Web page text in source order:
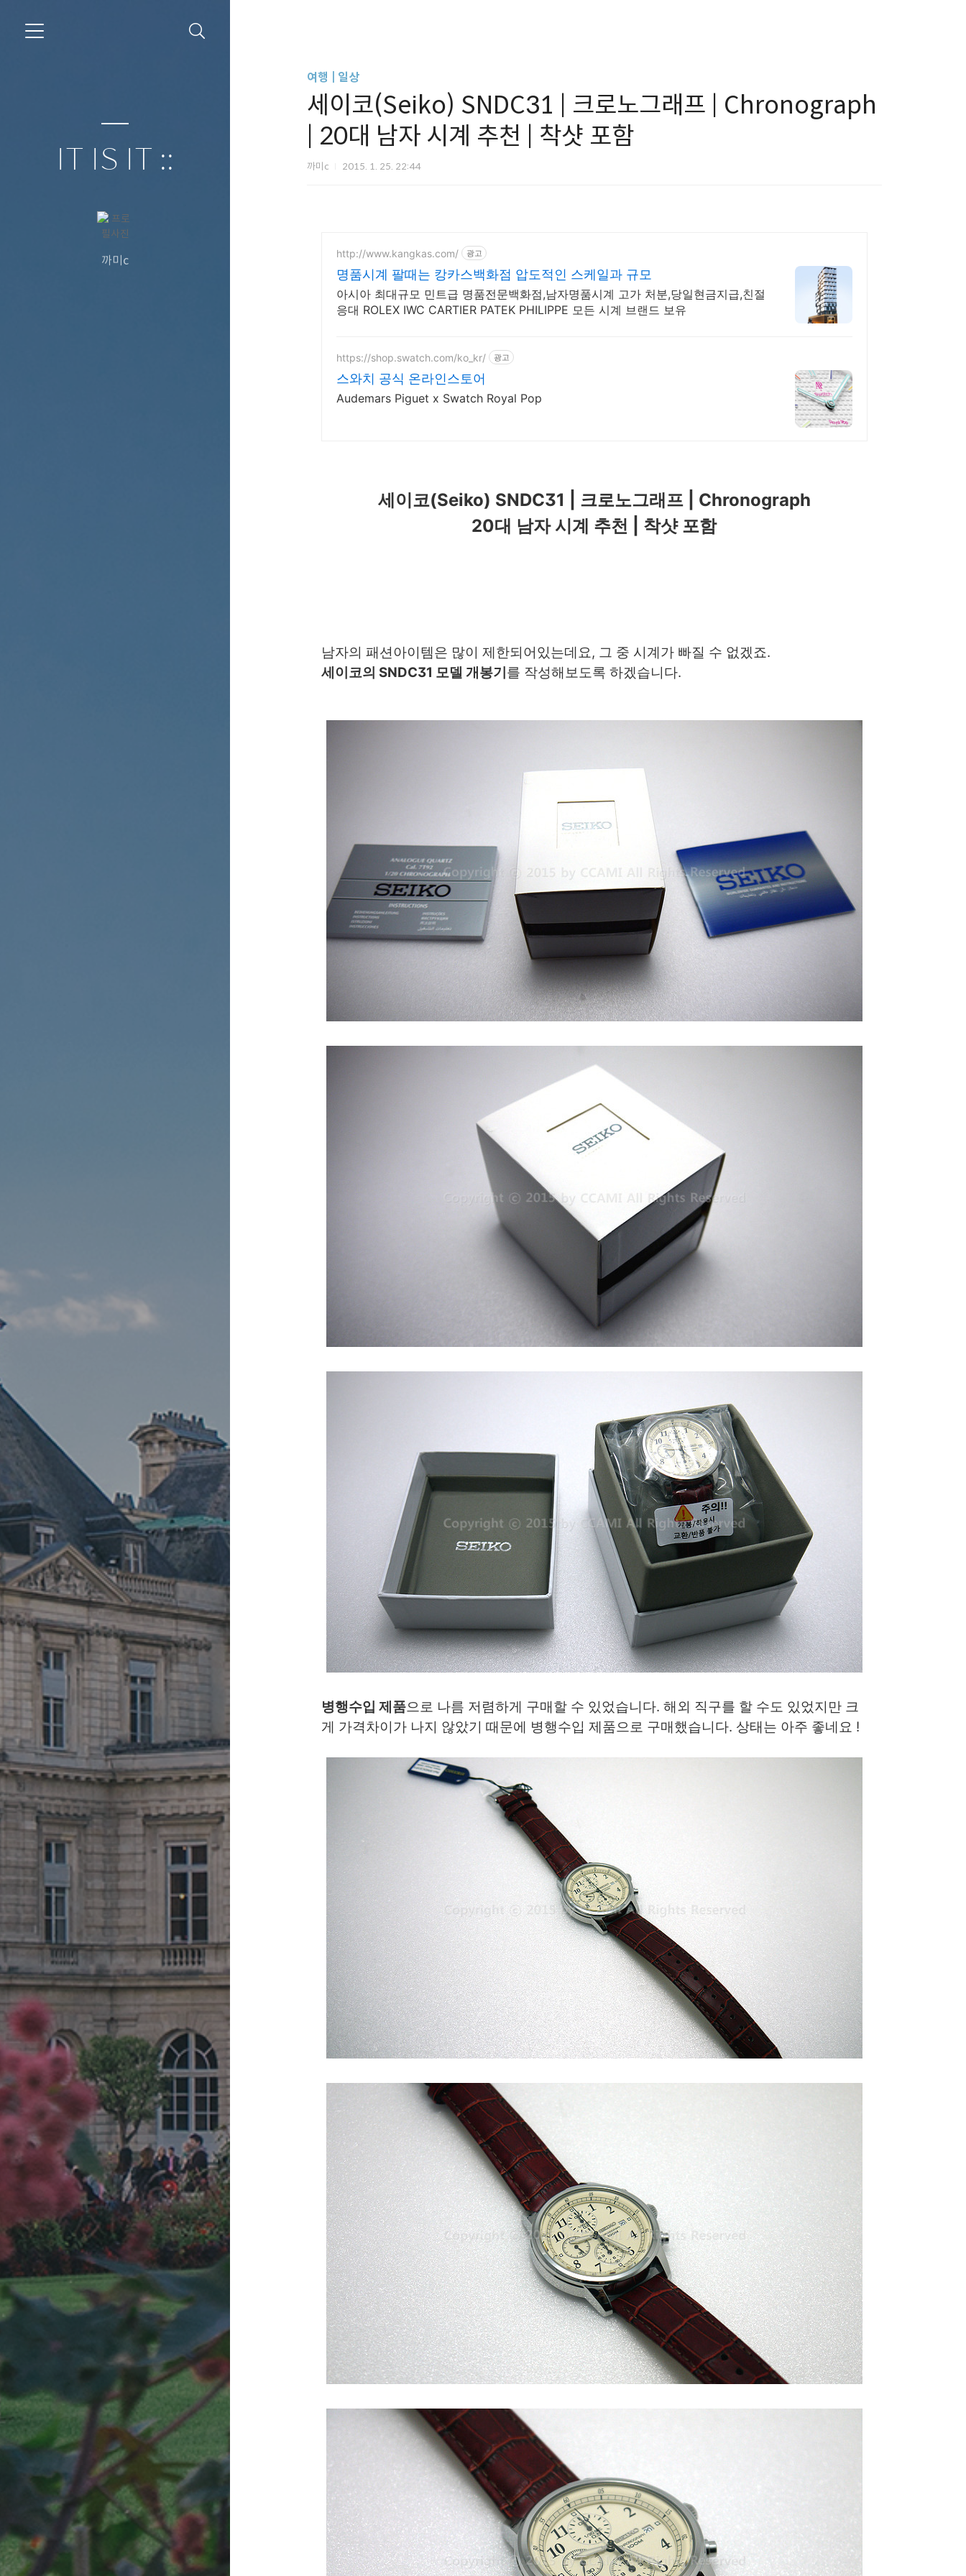
IT IS IT ::
까미c
여행 | 일상
세이코(Seiko) SNDC31 | 크로노그래프 | Chronograph
| 20대 남자 시계 추천 | 착샷 포함
까미c 2015. 1. 25. 22:44
http://www.kangkas.com/ 광고
명품시계 팔때는 캉카스백화점 압도적인 스케일과 규모
아시아 최대규모 민트급 명품전문백화점,남자명품시계 고가 처분,당일현금지급,친절
응대 ROLEX IWC CARTIER PATEK PHILIPPE 모든 시계 브랜드 보유
https://shop.swatch.com/ko_kr/ 광고
스와치 공식 온라인스토어
Audemars Piguet x Swatch Royal Pop
세이코(Seiko) SNDC31 | 크로노그래프 | Chronograph
20대 남자 시계 추천 | 착샷 포함
남자의 패션아이템은 많이 제한되어있는데요, 그 중 시계가 빠질 수 없겠죠.
세이코의 SNDC31 모델 개봉기 를 작성해보도록 하겠습니다.
병행수입 제품으로 나름 저렴하게 구매할 수 있었습니다. 해외 직구를 할 수도 있었지만 크
게 가격차이가 나지 않았기 때문에 병행수입 제품으로 구매했습니다. 상태는 아주 좋네요 !